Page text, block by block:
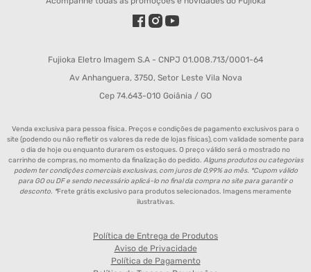
Fujioka Eletro Imagem S.A - CNPJ 01.008.713/0001-64
Av Anhanguera, 3750, Setor Leste Vila Nova
Cep 74.643-010 Goiânia / GO
Venda exclusiva para pessoa física. Preços e condições de pagamento exclusivos para o
site (podendo ou não refletir os valores da rede de lojas físicas), com validade somente para
o dia de hoje ou enquanto durarem os estoques. O preço válido será o mostrado no
carrinho de compras, no momento da finalização do pedido. Alguns produtos ou categorias
podem ter condições comerciais exclusivas, com juros de 0,99% ao mês. *Cupom válido
para GO ou DF e sendo necessário aplicá-lo no final da compra no site para garantir o
desconto. *Frete grátis exclusivo para produtos selecionados. Imagens meramente
ilustrativas.
Política de Entrega de Produtos
Aviso de Privacidade
Política de Pagamento